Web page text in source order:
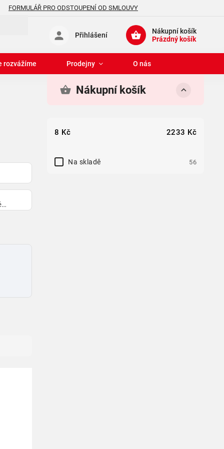
FORMULÁŘ PRO ODSTOUPENÍ OD SMLOUVY
Nákupní košík
Prázdný košík
Přihlášení
rozvážíme Prodejny O nás
Nákupní košík
8 Kč 2233 Kč
Na skladě 56